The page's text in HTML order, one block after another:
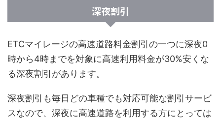
深夜割引
ETCマイレージの高速道路料金割引の一つに深夜0
時から4時までを対象に高速利用料金が30%安くな
る深夜割引があります。
深夜割引も毎日どの車種でも対応可能な割引サービ
スなので、深夜に高速道路を利用する方にとっては